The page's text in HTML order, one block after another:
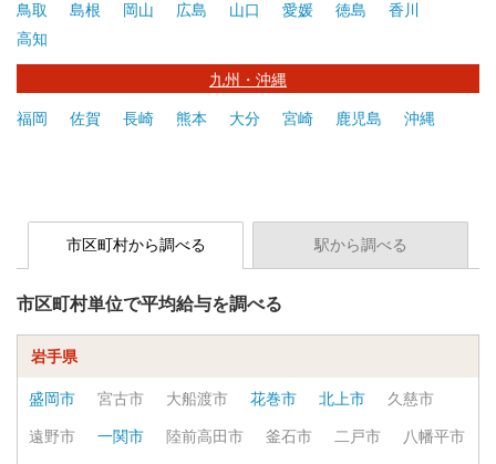
鳥取 島根 岡山 広島 山口 愛媛 徳島
香川
高知
九州・沖縄
福岡 佐賀 長崎 熊本 大分 宮崎 鹿児島 沖縄
市区町村から調べる 駅から調べる
市区町村単位で平均給与を調べる
岩手県
盛岡市 宮古市 大船渡市 花巻市 北上市 久慈市
遠野市 一関市 陸前高田市 釜石市 二戸市 八幡平市